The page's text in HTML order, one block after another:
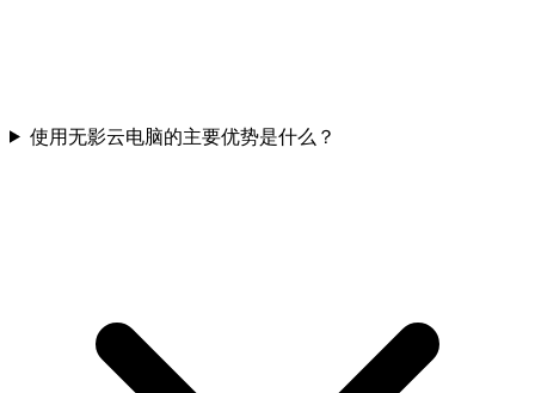
使用无影云电脑的主要优势是什么？